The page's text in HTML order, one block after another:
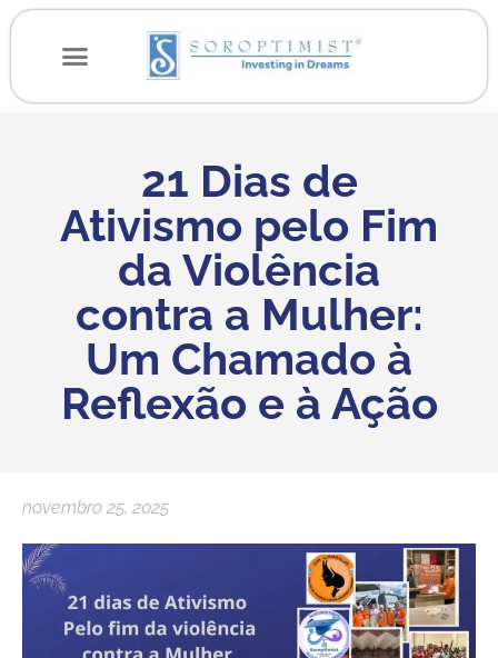
21 Dias de
Ativismo pelo Fim
da Violência
contra a Mulher:
Um Chamado à
Reflexão e à Ação
novembro 25, 2025